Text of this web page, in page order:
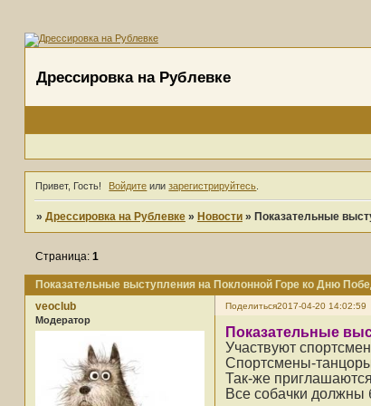
Дрессировка на Рублевке
Привет, Гость! Войдите илизарегистрируйтесь
» Дрессировка на Рублевке » Новости » Показательные
Показательные выступления на Поклонной Горе ко Дню
Страница: 1
Поделиться2017-04-20 14:02:59
veoclub
Модератор
Показательные
Участвуют
Спортсмены-
Так-же
Все собачки